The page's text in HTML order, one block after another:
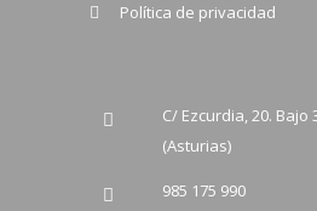
Política de privacidad
C/ Ezcurdia, 20. Bajo
(Asturias)
985 175 990